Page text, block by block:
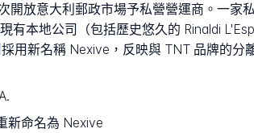
開放意大利郵政市場予私營營運商。一家
本地公司（包括歷史悠久的 Rinaldi
用新名稱 Nexive，反映與 TNT 品牌的分
新命名為 Nexive